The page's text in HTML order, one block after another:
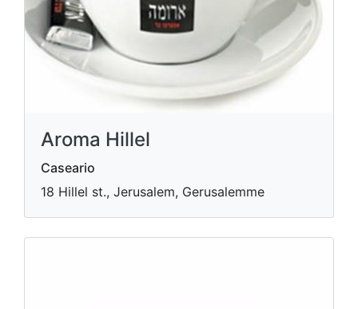
Aroma Hillel
Caseario
18 Hillel st., Jerusalem, Gerusalemme